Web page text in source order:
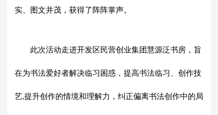
实、图文并茂，获得了阵阵掌声。
此次活动走进开发区民营创业集团慧源泛书房，旨
在为书法爱好者解决临习困惑，提高书法临习、创作技
艺,提升创作的情境和理解力，纠正偏离书法创作中的局